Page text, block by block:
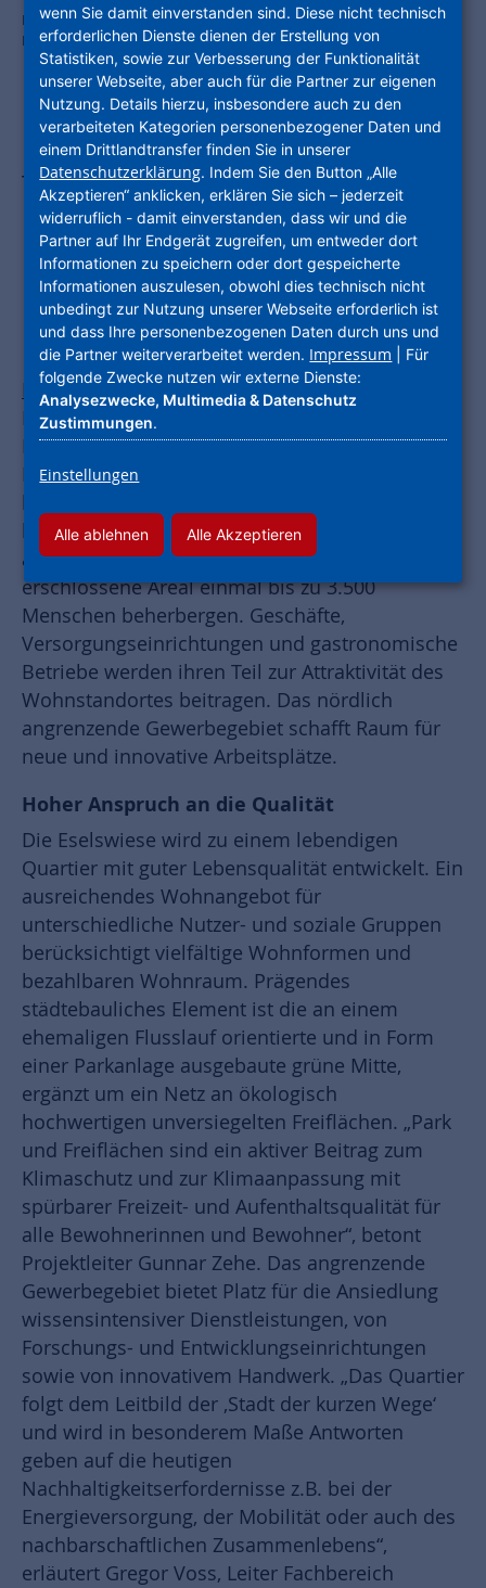
Die Eselswiese: Hier werden einmal bis zu 3.500 Menschen leben.
Foto: NHW
ProjektStadt entwickelt als
Treuhänderin der Stadt attraktives
Neubauquartier für bis zu 3.500
Menschen / Bebauungsplan legt
Eckpfeiler fest / Bürgerinnen und
Bürger sind gefragt
Rüsselsheim– Auf der Eselswiese in
Rüsselsheim-Bauschheim entwickelt die
ProjektStadt als Treuhänderin der Stadt
Rüsselsheim ein attraktives Neubauquartier in
landschaftlich reizvoller Lage. Städtebaulich
harmonisch an den Altort Bauschheim
angebunden wird das verkehrlich gut
erschlossene Areal einmal bis zu 3.500
Menschen beherbergen. Geschäfte,
Versorgungseinrichtungen und gastronomische
Betriebe werden ihren Teil zur Attraktivität des
Wohnstandortes beitragen. Das nördlich
angrenzende Gewerbegebiet schafft Raum für
neue und innovative Arbeitsplätze.
Hoher Anspruch an die Qualität
Die Eselswiese wird zu einem lebendigen
Quartier mit guter Lebensqualität entwickelt. Ein
ausreichendes Wohnangebot für
unterschiedliche Nutzer- und soziale Gruppen
berücksichtigt vielfältige Wohnformen und
bezahlbaren Wohnraum. Prägendes
städtebauliches Element ist die an einem
ehemaligen Flusslauf orientierte und in Form
einer Parkanlage ausgebaute grüne Mitte,
ergänzt um ein Netz an ökologisch
hochwertigen unversiegelten Freiflächen. „Park
und Freiflächen sind ein aktiver Beitrag zum
Klimaschutz und zur Klimaanpassung mit
spürbarer Freizeit- und Aufenthaltsqualität für
alle Bewohnerinnen und Bewohner“, betont
Projektleiter Gunnar Zehe. Das angrenzende
Gewerbegebiet bietet Platz für die Ansiedlung
wissensintensiver Dienstleistungen, von
Forschungs- und Entwicklungseinrichtungen
sowie von innovativem Handwerk. „Das Quartier
folgt dem Leitbild der ‚Stadt der kurzen Wege‘
und wird in besonderem Maße Antworten
geben auf die heutigen
Nachhaltigkeitserfordernisse z.B. bei der
Energieversorgung, der Mobilität oder auch des
nachbarschaftlichen Zusammenlebens“,
erläutert Gregor Voss, Leiter Fachbereich
wenn Sie damit einverstanden sind. Diese nicht technisch
erforderlichen Dienste dienen der Erstellung von
Statistiken, sowie zur Verbesserung der Funktionalität
unserer Webseite, aber auch für die Partner zur eigenen
Nutzung. Details hierzu, insbesondere auch zu den
verarbeiteten Kategorien personenbezogener Daten und
einem Drittlandtransfer finden Sie in unserer
Datenschutzerklärung. Indem Sie den Button „Alle
Akzeptieren“ anklicken, erklären Sie sich – jederzeit
widerruflich - damit einverstanden, dass wir und die
Partner auf Ihr Endgerät zugreifen, um entweder dort
Informationen zu speichern oder dort gespeicherte
Informationen auszulesen, obwohl dies technisch nicht
unbedingt zur Nutzung unserer Webseite erforderlich ist
und dass Ihre personenbezogenen Daten durch uns und
die Partner weiterverarbeitet werden. Impressum | Für
folgende Zwecke nutzen wir externe Dienste:
Analysezwecke, Multimedia & Datenschutz
Zustimmungen.
Einstellungen
Alle ablehnen Alle Akzeptieren